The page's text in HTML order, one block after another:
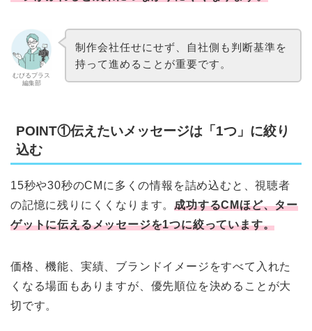
むびるプラス
編集部
制作会社任せにせず、自社側も判断基準を
持って進めることが重要です。
POINT①伝えたいメッセージは「1つ」に絞り
込む
15秒や30秒のCMに多くの情報を詰め込むと、視聴者
の記憶に残りにくくなります。成功するCMほど、ター
ゲットに伝えるメッセージを1つに絞っています。
価格、機能、実績、ブランドイメージをすべて入れた
くなる場面もありますが、優先順位を決めることが大
切です。